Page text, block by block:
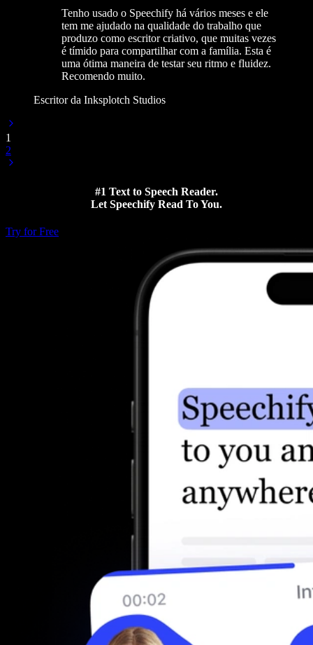
Tenho usado o Speechify há vários meses e ele
tem me ajudado na qualidade do trabalho que
produzo como escritor criativo, que muitas vezes
é tímido para compartilhar com a família. Esta é
uma ótima maneira de testar seu ritmo e fluidez.
Recomendo muito.
Escritor da Inksplotch Studios
1
2
#1 Text to Speech Reader.
Let Speechify Read To You.
Try for Free